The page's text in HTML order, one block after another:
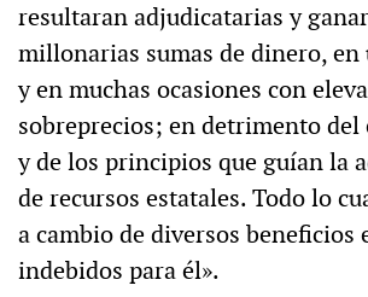
resultaran adjudicatarias y
millonarias sumas de dinero,
y en muchas ocasiones con
sobreprecios; en detrimento
y de los principios que guían la
de recursos estatales. Todo lo
a cambio de diversos beneficios
indebidos para él».